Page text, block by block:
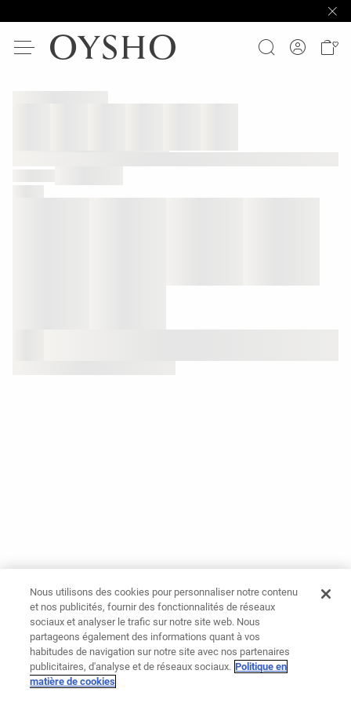
Nous utilisons des cookies pour personnaliser notre contenu
et nos publicités, fournir des fonctionnalités de réseaux
sociaux et analyser le trafic sur notre site web. Nous
partageons également des informations quant à vos
habitudes de navigation sur notre site avec nos partenaires
publicitaires, d'analyse et de réseaux sociaux. Politique en
matière de cookies